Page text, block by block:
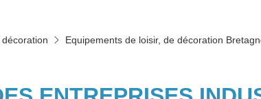
Equipements de loisir, de décoration